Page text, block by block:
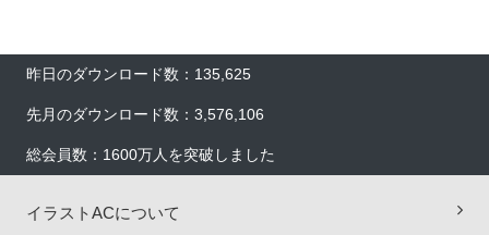
昨日のダウンロード数：135,625
先月のダウンロード数：3,576,106
総会員数：1600万人を突破しました
イラストACについて